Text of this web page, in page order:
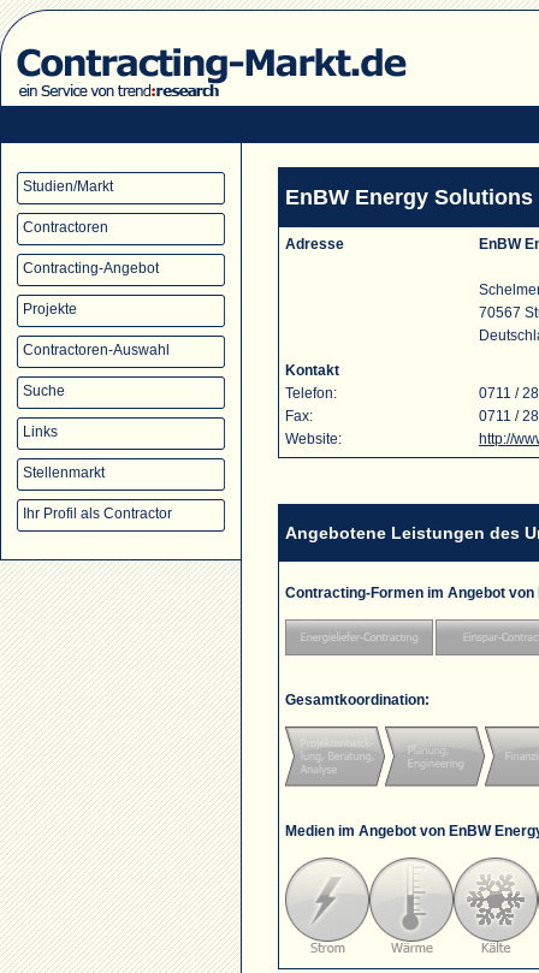
Studien/Markt
Contractoren
Contracting-Angebot
Projekte
Contractoren-Auswahl
Suche
Links
Stellenmarkt
Ihr Profil als Contractor
EnBW Energy Solutions
Adresse EnBW
70567
Kontakt
Telefon:
Fax:
Website:
0711 /
0711 /
http://
Angebotene Leistungen des
Contracting-Formen im Angebot
Gesamtkoordination:
Medien im Angebot von EnBW